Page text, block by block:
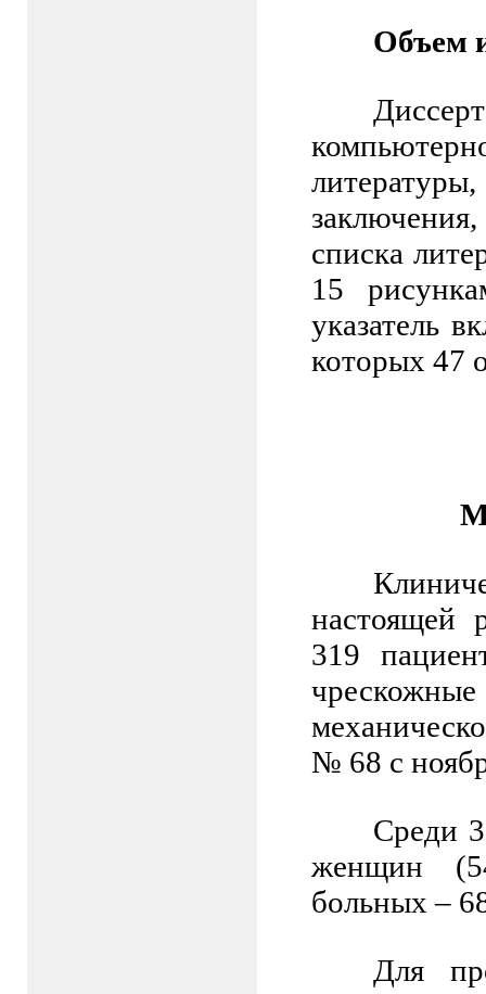
Объем
списка
15
указатель
которых 47
настоящей
319
чрескожные
№ 68 с
Среди
женщин
больных –
Для